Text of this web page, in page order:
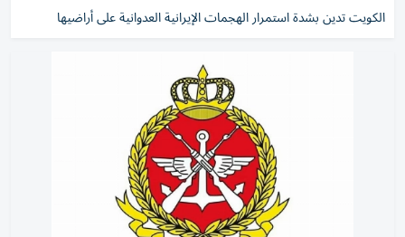
الكويت تدين بشدة استمرار الهجمات الإيرانية العدوانية على أراضيها